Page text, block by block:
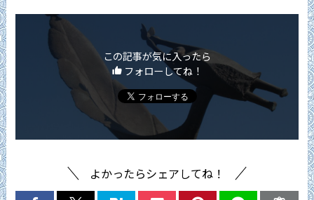
この記事が気に入ったら
フォローしてね！
よかったらシェアしてね！